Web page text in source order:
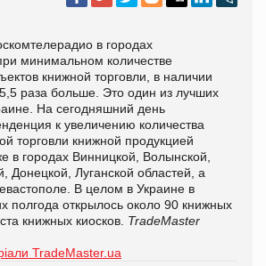
в городах
минимальном количестве
книжной торговли, в наличии
раза больше. Это один из лучших
На сегодняшний день
к увеличению количества
торговли книжной продукцией
в городах Винницкой, Волынской,
Донецкой, Луганской областей, а
В целом в Украине в
полгода открылось около 90 книжных
книжных киосков. TradeMaster
TradeMaster.ua